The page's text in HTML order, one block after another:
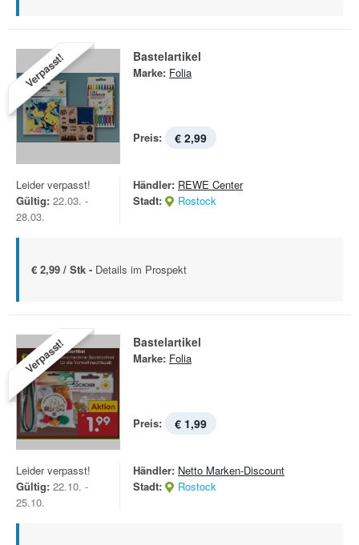
Verpasst! Bastelartikel
Marke: Folia
Preis: € 2,99
Leider verpasst!
Gültig: 22.03. -
28.03.
Händler: REWE Center
Stadt:
Rostock
€ 2,99 / Stk - Details im Prospekt
Verpasst! Bastelartikel
Marke: Folia
Preis: € 1,99
Leider verpasst!
Gültig: 22.10. -
25.10.
Händler: Netto Marken-Discount
Stadt:
Rostock